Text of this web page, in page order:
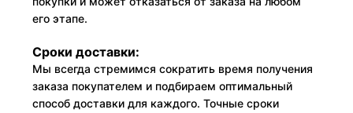
его этапе.
Сроки доставки:
Мы всегда стремимся сократить время получения
заказа покупателем и подбираем оптимальный
способ доставки для каждого. Точные сроки